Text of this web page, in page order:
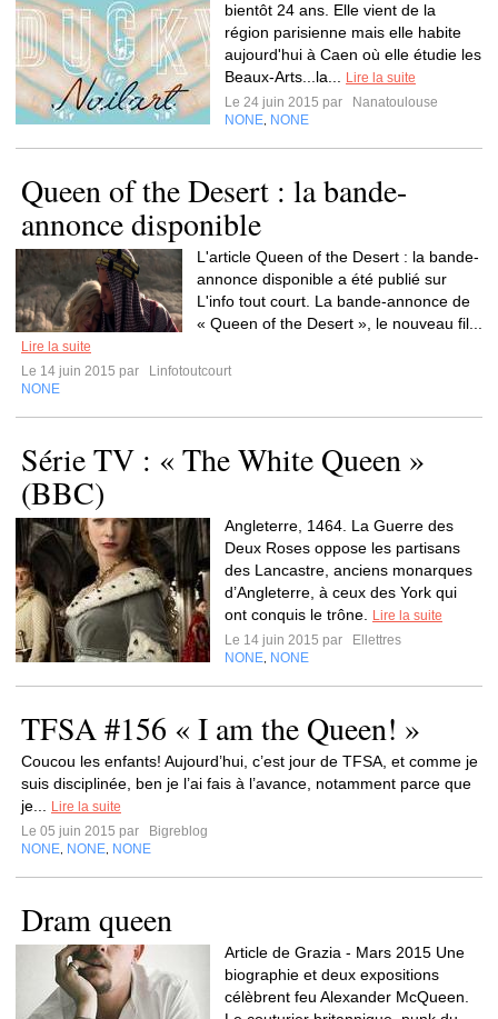
bientôt 24 ans. Elle vient de la
région parisienne mais elle habite
aujourd'hui à Caen où elle étudie les
Beaux-Arts...la...
Lire la suite
Le 24 juin 2015 par
Nanatoulouse
NONE NONE
Queen of the Desert : la bande-
annonce disponible
L'article Queen of the Desert : la bande-
annonce disponible a été publié sur
L'info tout court. La bande-annonce de
« Queen of the Desert », le nouveau fil...
Lire la suite
Le 14 juin 2015 par
Linfotoutcourt
NONE
Série TV : « The White Queen »
(BBC)
Angleterre, 1464. La Guerre des
Deux Roses oppose les partisans
des Lancastre, anciens monarques
d’Angleterre, à ceux des York qui
ont conquis le trône.
Lire la suite
Le 14 juin 2015 par
Ellettres
NONE NONE
TFSA #156 « I am the Queen! »
Coucou les enfants! Aujourd’hui, c’est jour de TFSA, et comme je
suis disciplinée, ben je l’ai fais à l’avance, notamment parce que
je...
Lire la suite
Le 05 juin 2015 par
Bigreblog
NONE NONE NONE
Dram queen
Article de Grazia - Mars 2015 Une
biographie et deux expositions
célèbrent feu Alexander McQueen.